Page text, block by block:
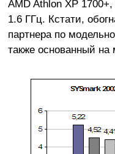
AMD Athlon XP 1700+,
1.6 ГГц. Кстати,
партнера по
также основанный